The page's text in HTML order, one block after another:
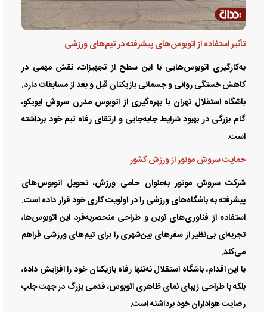
تأثیر استفاده از اتوبوس‌های پیشرفته در تیم‌های ورزشی
به‌کارگیری اتوبوس‌هایی با این سطح از تجهیزات، نقش مهمی در
کاهش خستگی روانی و جسمانی بازیکنان قبل و بعد از مسابقات دارد.
باشگاه استقلال تهران با بهره‌گیری از اتوبوس مدرن سروش ایویکو،
گام بزرگی در بهبود شرایط جابه‌جایی و ارتقای رفاه تیم خود برداشته
است.
حمایت سروش موتور از ورزش کشور
شرکت سروش موتور به‌عنوان حامی ورزش، تحویل اتوبوس‌های
پیشرفته به باشگاه‌های ورزشی را در اولویت کاری خود قرار داده است.
استفاده از فناوری‌های نوین و طراحی منحصر‌به‌فرد این اتوبوس‌ها،
تجربه‌ای بی‌نظیر از سفرهای بین‌شهری را برای تیم‌های ورزشی فراهم
می‌کند.
با این اقدام، باشگاه استقلال نه‌تنها رفاه بازیکنان خود را افزایش داده،
بلکه با طراحی زیبای نمای ظاهری اتوبوس، قدمی بزرگ در جهت جلب
رضایت هواداران خود برداشته است.